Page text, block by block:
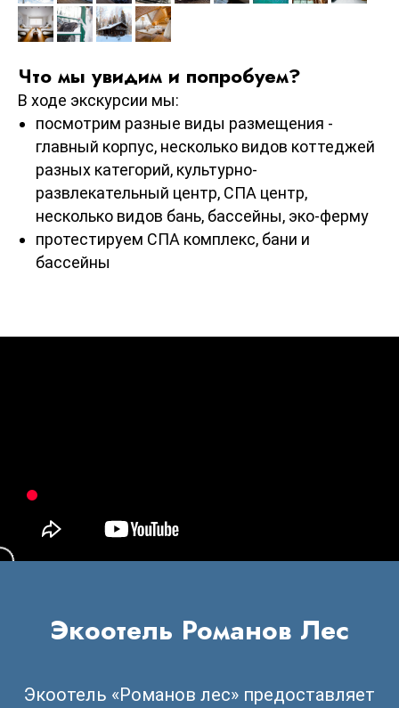
Что мы увидим и попробуем?
В ходе экскурсии мы:
посмотрим разные виды размещения -
главный корпус, несколько видов коттеджей
разных категорий, культурно-
развлекательный центр, СПА центр,
несколько видов бань, бассейны, эко-ферму
протестируем СПА комплекс, бани и
бассейны
Экоотель Романов Лес
Экоотель «Романов лес» предоставляет